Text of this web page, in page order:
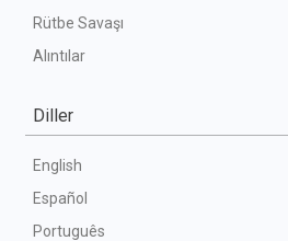
Rütbe Savaşı
Alıntılar
Diller
English
Español
Português